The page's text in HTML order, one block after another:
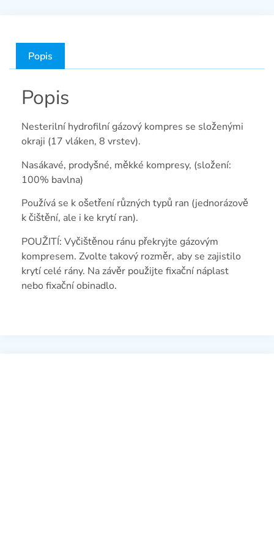
Popis
Popis
Nesterilní hydrofilní gázový kompres se složenými
okraji (17 vláken, 8 vrstev).
Nasákavé, prodyšné, měkké kompresy, (složení:
100% bavlna)
Používá se k ošetření různých typů ran (jednorázově
k čištění, ale i ke krytí ran).
POUŽITÍ: Vyčištěnou ránu překryjte gázovým
kompresem. Zvolte takový rozměr, aby se zajistilo
krytí celé rány. Na závěr použijte fixační náplast
nebo fixační obinadlo.